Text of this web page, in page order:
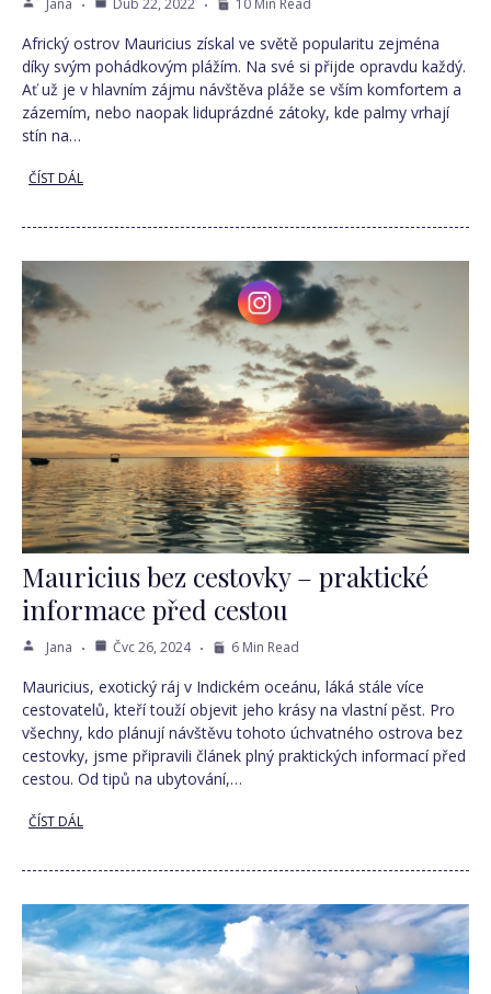
Africký ostrov Mauricius získal ve světě popularitu zejména
díky svým pohádkovým plážím. Na své si přijde opravdu každý.
Ať už je v hlavním zájmu návštěva pláže se vším komfortem a
zázemím, nebo naopak liduprázdné zátoky, kde palmy vrhají
stín na…
ČÍST DÁL
Mauricius bez cestovky – praktické
informace před cestou
Jana Čvc 26, 2024 6 Min Read
Mauricius, exotický ráj v Indickém oceánu, láká stále více
cestovatelů, kteří touží objevit jeho krásy na vlastní pěst. Pro
všechny, kdo plánují návštěvu tohoto úchvatného ostrova bez
cestovky, jsme připravili článek plný praktických informací před
cestou. Od tipů na ubytování,…
ČÍST DÁL